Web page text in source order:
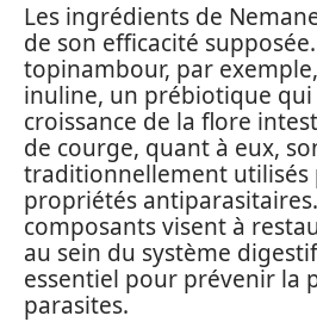
Les ingrédients de
de son efficacité
topinambour, par
inuline, un prébiotique qui
croissance de la flore
de courge, quant à eux,
traditionnellement utilisés
propriétés
composants visent à
au sein du système
essentiel pour prévenir la
parasites.